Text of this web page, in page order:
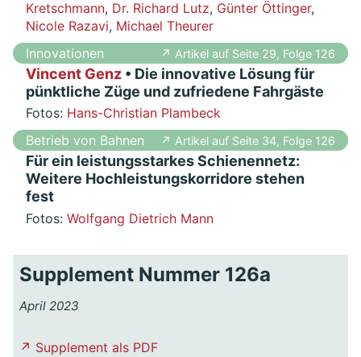
Kretschmann, Dr. Richard Lutz, Günter Öttinger,
Nicole Razavi, Michael Theurer
Innovationen
↗ Artikel auf Seite 29, Folge 126
Vincent Genz• Die innovative Lösung für
pünktliche Züge und zufriedene Fahrgäste
Fotos: Hans-Christian Plambeck
Betrieb von Bahnen
↗ Artikel auf Seite 34, Folge 126
Für ein leistungsstarkes Schienennetz:
Weitere Hochleistungskorridore stehen
fest
Fotos: Wolfgang Dietrich Mann
Supplement Nummer 126a
April 2023
↗ Supplement als PDF